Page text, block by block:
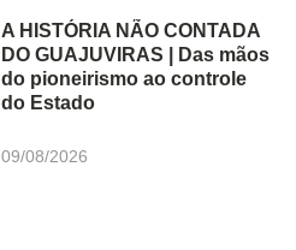
A HISTÓRIA NÃO CONTADA
DO GUAJUVIRAS | Das mãos
do pioneirismo ao controle
do Estado
09/08/2026